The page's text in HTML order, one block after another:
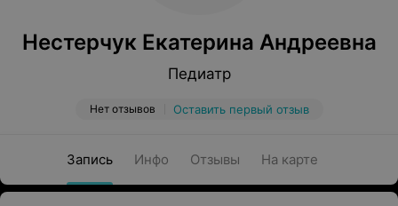
Нестерчук Екатерина Андреевна
Педиатр
Нет отзывов Оставить первый отзыв
Запись Инфо Отзывы На карте